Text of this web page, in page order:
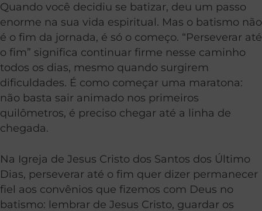
Quando você decidiu se batizar, deu um passo
enorme na sua vida espiritual. Mas o batismo não
é o fim da jornada, é só o começo. “Perseverar até
o fim” significa continuar firme nesse caminho
todos os dias, mesmo quando surgirem
dificuldades. É como começar uma maratona:
não basta sair animado nos primeiros
quilômetros, é preciso chegar até a linha de
chegada.
Na Igreja de Jesus Cristo dos Santos dos Último
Dias, perseverar até o fim quer dizer permanecer
fiel aos convênios que fizemos com Deus no
batismo: lembrar de Jesus Cristo, guardar os